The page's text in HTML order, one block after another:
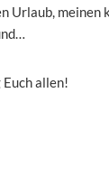
Urlaub, meinen
Euch allen!